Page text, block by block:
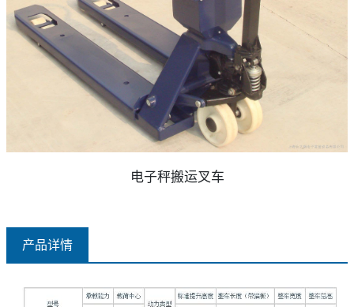
电子秤搬运叉车
产品详情